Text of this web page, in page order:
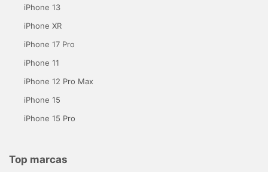
iPhone 13
iPhone XR
iPhone 17 Pro
iPhone 11
iPhone 12 Pro Max
iPhone 15
iPhone 15 Pro
Top marcas